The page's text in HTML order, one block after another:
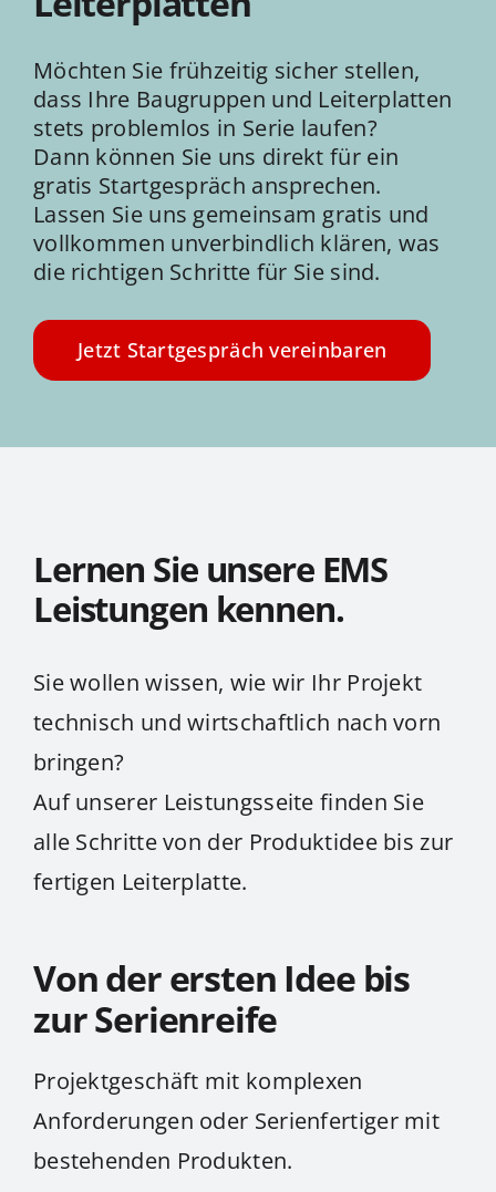
Möchten Sie frühzeitig sicher stellen,
dass Ihre Baugruppen und Leiterplatten
stets problemlos in Serie laufen?
Dann können Sie uns direkt für ein
gratis Startgespräch ansprechen.
Lassen Sie uns gemeinsam gratis und
vollkommen unverbindlich klären, was
die richtigen Schritte für Sie sind.
Jetzt Startgespräch vereinbaren
Lernen Sie unsere EMS
Leistungen kennen.
Sie wollen wissen, wie wir Ihr Projekt
technisch und wirtschaftlich nach vorn
bringen?
Auf unserer Leistungsseite finden Sie
alle Schritte von der Produktidee bis zur
fertigen Leiterplatte.
Von der ersten Idee bis
zur Serienreife
Projektgeschäft mit komplexen
Anforderungen oder Serienfertiger mit
bestehenden Produkten.